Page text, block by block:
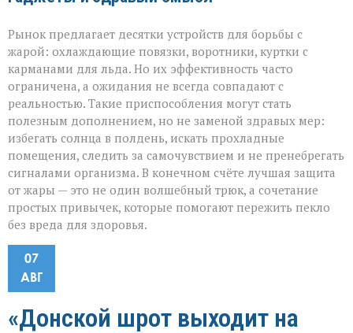
Рынок предлагает десятки устройств для борьбы с
жарой: охлаждающие повязки, воротники, куртки с
карманами для льда. Но их эффективность часто
ограничена, а ожидания не всегда совпадают с
реальностью. Такие приспособления могут стать
полезным дополнением, но не заменой здравых мер:
избегать солнца в полдень, искать прохладные
помещения, следить за самочувствием и не пренебрегать
сигналами организма. В конечном счёте лучшая защита
от жары — это не один волшебный трюк, а сочетание
простых привычек, которые помогают пережить пекло
без вреда для здоровья.
07
АВГ
«Донской шрот выходит на